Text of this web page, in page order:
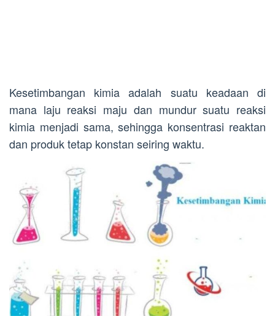
Kesetimbangan kimia adalah suatu keadaan di
mana laju reaksi maju dan mundur suatu reaksi
kimia menjadi sama, sehingga konsentrasi reaktan
dan produk tetap konstan seiring waktu.